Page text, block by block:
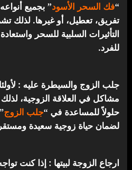
“فك السحر الأسود” بجميع
تفريق، تعطيل، أو غيرها. لذلك
التأثيرات السلبية للسحر
للفرد.
جلب الزوج والسيطرة عليه :
مشاكل في العلاقة الزوجية، لذلك
حلولاً للمساعدة في “جلب الزوج
لضمان حياة زوجية سعيدة
ارجاع الزوجة لبيتها : إذا كنت